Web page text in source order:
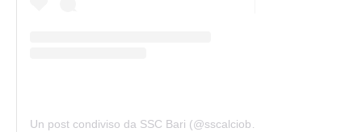
Un post condiviso da SSC Bari (@sscalciobari)